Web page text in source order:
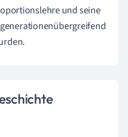
und seine